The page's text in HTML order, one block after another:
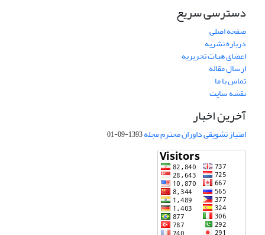
دسترسی سریع
صفحه اصلی
درباره نشریه
اعضای هیات تحریریه
ارسال مقاله
تماس با ما
نقشه سایت
آخرین اخبار
امتیاز تشویقی داوران محترم مجله1393-09-01